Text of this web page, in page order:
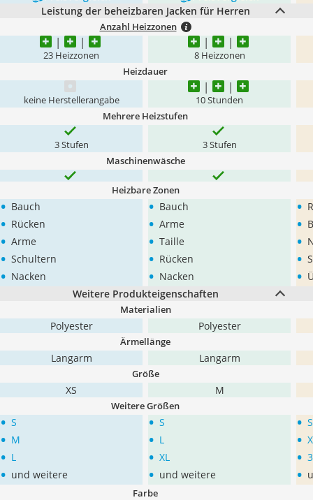
Leistung der beheizbaren Jacken für Herren
Anzahl Heizzonen
23 Heizzonen 8 Heizzonen
Heizdauer
keine Herstellerangabe 10 Stunden
Mehrere Heizstufen
3 Stufen 3 Stufen
Maschinenwäsche
Heizbare Zonen
• Bauch
• Rücken
• Arme
• Schultern
• Nacken
• Bauch
• Arme
• Taille
• Rücken
• Nacken
•
•
•
•
•
Weitere Produkteigenschaften
Materialien
Polyester Polyester
Ärmellänge
Langarm Langarm
Größe
XS M
Weitere Größen
• S
• M
• L
• und weitere
• S
• L
• XL
• und weitere
• S
•
•
•
Farbe